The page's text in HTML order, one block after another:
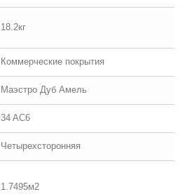
18.2кг
Коммерческие покрытия
Маэстро Дуб Амель
34 AC6
Четырехсторонняя
1.7495м2